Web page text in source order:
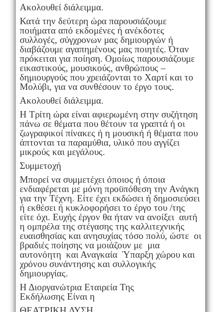
Ακολουθεί διάλειμμα.
Κατά την δεύτερη ώρα παρουσιάζουμε
ποιήματα από εκδομένες ή ανέκδοτες
συλλογές, σύγχρονων μας δημιουργών ή
διαβάζουμε αγαπημένους μας ποιητές. Όταν
πρόκειται για ποίηση. Ομοίως παρουσιάζουμε
εικαστικούς, μουσικούς, ανθρώπους –
δημιουργούς που χρειάζονται το Χαρτί και το
Μολύβι, για να συνθέσουν το έργο τους.
Ακολουθεί διάλειμμα.
Η Τρίτη ώρα είναι αφιερωμένη στην συζήτηση
πάνω σε θέματα που θέτουν τα γραπτά ή οι
ζωγραφικοί πίνακες ή η μουσική ή θέματα που
άπτονται τα παραμύθια, υλικό που αγγίζει
μικρούς και μεγάλους.
Συμμετοχή
Μπορεί να συμμετέχει όποιος ή όποια
ενδιαφέρεται με μόνη προϋπόθεση την Ανάγκη
για την Τέχνη. Είτε έχει εκδώσει ή δημοσιεύσει
ή εκθέσει ή κυκλοφορήσει το έργο του /της
είτε όχι. Ευχής έργον θα ήταν να ανοίξει αυτή
η ομπρέλα της στέγασης της καλλιτεχνικής
ευαισθησίας και ανησυχίας τόσο πολύ, ώστε οι
βραδιές ποίησης να μοιάζουν με μια
αυτονόητη και Αναγκαία Ύπαρξη χώρου και
χρόνου συνάντησης και συλλογικής
δημιουργίας.
Η Διοργανώτρια Εταιρεία Της
Εκδήλωσης Είναι η